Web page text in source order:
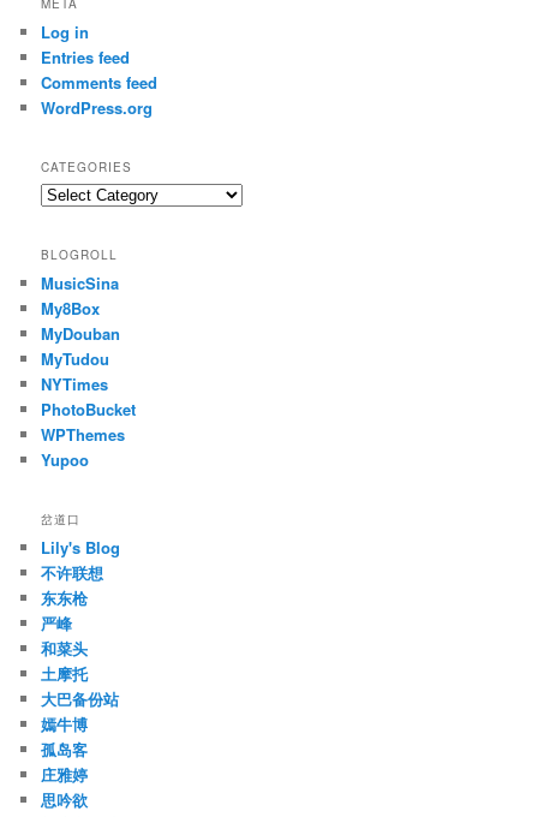
META
Log in
Entries feed
Comments feed
WordPress.org
CATEGORIES
Categories
BLOGROLL
MusicSina
My8Box
MyDouban
MyTudou
NYTimes
PhotoBucket
WPThemes
Yupoo
岔道口
Lily's Blog
不许联想
东东枪
严峰
和菜头
土摩托
大巴备份站
嫣牛博
孤岛客
庄雅婷
思吟欲